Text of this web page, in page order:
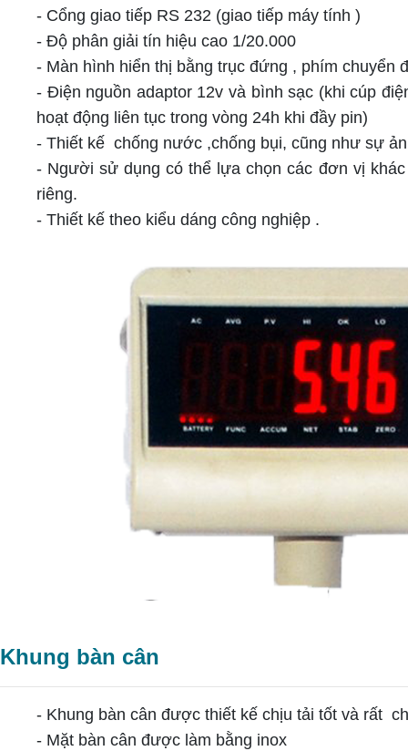
- Cổng giao tiếp RS 232 (giao tiếp máy tính )
- Độ phân giải tín hiệu cao 1/20.000
- Màn hình hiển thị bằng trục đứng , phím chuyển
- Điện nguồn adaptor 12v và bình sạc (khi cúp
hoạt động liên tục trong vòng 24h khi đầy pin)
- Thiết kế chống nước ,chống bụi, cũng như sự
- Người sử dụng có thể lựa chọn các đơn vị
riêng.
- Thiết kế theo kiểu dáng công nghiệp .
Khung bàn cân
- Khung bàn cân được thiết kế chịu tải tốt và rất
- Mặt bàn cân được làm bằng inox